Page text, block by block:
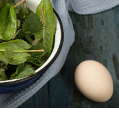
в том, что он
щавелевой кислоты,
образованию